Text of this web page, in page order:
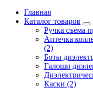
Главная
Каталог товаров
Ручка съема
Аптечка
(2)
Боты
Галоши
Каски (2)